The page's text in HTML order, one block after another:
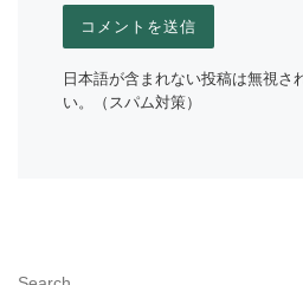
日本語が含まれない投稿は無視さ
い。（スパム対策）